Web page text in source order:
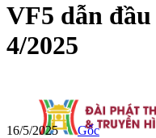
VF5 dẫn
4/2025
16/5/2025 Gốc